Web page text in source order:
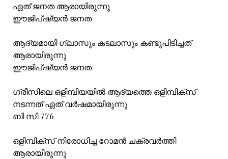
ഏത് ജനത ആരായിരുന്നു
ഈജിപ്ഷ്യൻ ജനത
ആദ്യമായി ഗ്ലാസും കടലാസും കണ്ടുപിടിച്ചത്
ആരായിരുന്നു
ഈജിപ്ഷ്യൻ ജനത
ഗ്രീസിലെ ഒളിമ്പിയയിൽ ആദ്യത്തെ ഒളിമ്പിക്‌സ്
നടന്നത് ഏത് വർഷമായിരുന്നു
ബി സി 776
ഒളിമ്പിക്സ് നിരോധിച്ച റോമൻ ചക്രവർത്തി
ആരായിരുന്നു